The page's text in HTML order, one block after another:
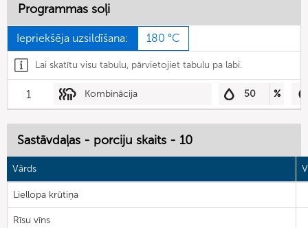
Programmas soļi
Iepriekšēja uzsildīšana: 180 °C
Lai skatītu visu tabulu, pārvietojiet tabulu pa labi.
1 Kombinācija 50 %
Sastāvdaļas - porciju skaits - 10
Vārds
Liellopa krūtiņa
Rīsu vīns